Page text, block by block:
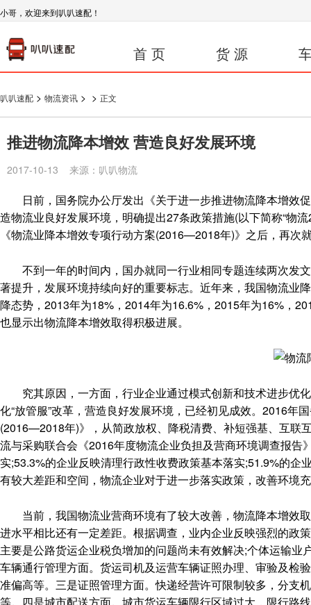
小哥，欢迎来到叭叭速配！
首 页 货 源
叭叭速配 > 物流资讯 > > 正文
推进物流降本增效 营造良好发展环境
2017-10-13 来源：叭叭物流
日前，国务院办公厅发出《关于进一步推进物流降本增效
造物流业良好发展环境，明确提出27条政策措施(以下简称“物
《物流业降本增效专项行动方案(2016—2018年)》之后，再次
不到一年的时间内，国办就同一行业相同专题连续两次发
著提升，发展环境持续向好的重要标志。近年来，我国物流业
降态势，2013年为18%，2014年为16.6%，2015年为16%，
也显示出物流降本增效取得积极进展。
究其原因，一方面，行业企业通过模式创新和技术进步优
化“放管服”改革，营造良好发展环境，已经初见成效。2016年
(2016—2018年)》，从简政放权、降税清费、补短强基、互联
流与采购联合会《2016年度物流企业负担及营商环境调查报
实;53.3%的企业反映清理行政性收费政策基本落实;51.9%的企
有较大差距和空间，物流企业对于进一步落实政策，改善环境
当前，我国物流业营商环境有了较大改善，物流降本增效
进水平相比还有一定差距。根据调查，业内企业反映强烈的政
主要是公路货运企业税负增加的问题尚未有效解决;个体运输
车辆通行管理方面。货运司机及运营车辆证照办理、审验及检
准偏高等。三是证照管理方面。快递经营许可限制较多，分支